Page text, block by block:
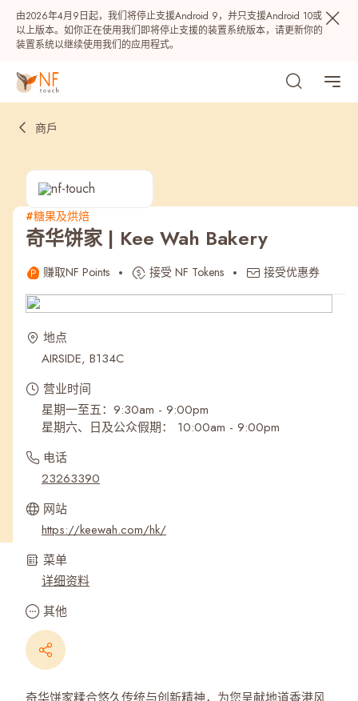
由2026年4月9日起，我们将停止支援Android 9，并只支援Android 10或
以上版本。如你正在使用我们即将停止支援的装置系统版本，请更新你的
装置系统以继续使用我们的应用程式。
热门
最近搜寻纪录
商戶
#糖果及烘焙
奇华饼家 | Kee Wah Bakery
赚取NF Points 接受 NF Tokens 接受优惠券
地点
AIRSIDE, B134C
营业时间
星期一至五：9:30am - 9:00pm
星期六、日及公众假期： 10:00am - 9:00pm
电话
23263390
网站
https://keewah.com/hk/
菜单
详细资料
其他